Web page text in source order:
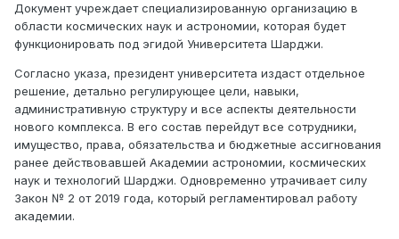
Документ учреждает специализированную организацию в
области космических наук и астрономии, которая будет
функционировать под эгидой Университета Шарджи.
Согласно указа, президент университета издаст отдельное
решение, детально регулирующее цели, навыки,
административную структуру и все аспекты деятельности
нового комплекса. В его состав перейдут все сотрудники,
имущество, права, обязательства и бюджетные ассигнования
ранее действовавшей Академии астрономии, космических
наук и технологий Шарджи. Одновременно утрачивает силу
Закон № 2 от 2019 года, который регламентировал работу
академии.